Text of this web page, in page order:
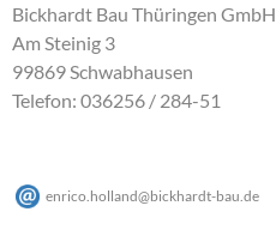
Bickhardt Bau Thüringen GmbH
Am Steinig 3
99869 Schwabhausen
Telefon: 036256 / 284-51
enrico.holland@bickhardt-bau de